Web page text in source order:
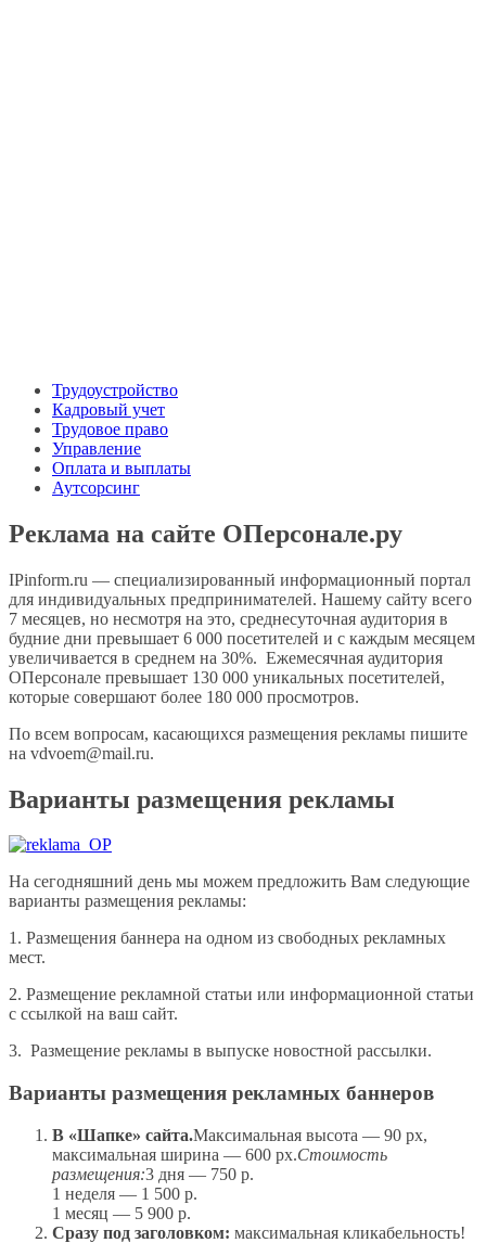
Трудоустройство
Кадровый учет
Трудовое право
Управление
Оплата и выплаты
Аутсорсинг
Реклама на сайте ОПерсонале.ру
IPinform.ru — специализированный информационный портал
для индивидуальных предпринимателей. Нашему сайту всего
7 месяцев, но несмотря на это, среднесуточная аудитория в
будние дни превышает 6 000 посетителей и с каждым месяцем
увеличивается в среднем на 30%. Ежемесячная аудитория
ОПерсонале превышает 130 000 уникальных посетителей,
которые совершают более 180 000 просмотров.
По всем вопросам, касающихся размещения рекламы пишите
на vdvoem@mail.ru.
Варианты размещения рекламы
На сегодняшний день мы можем предложить Вам следующие
варианты размещения рекламы:
1. Размещения баннера на одном из свободных рекламных
мест.
2. Размещение рекламной статьи или информационной статьи
с ссылкой на ваш сайт.
3. Размещение рекламы в выпуске новостной рассылки.
Варианты размещения рекламных баннеров
В «Шапке» сайта.Максимальная высота — 90 px,
максимальная ширина — 600 px.Стоимость
размещения:3 дня — 750 р.
1 неделя — 1 500 р.
1 месяц — 5 900 р.
Сразу под заголовком: максимальная кликабельность!